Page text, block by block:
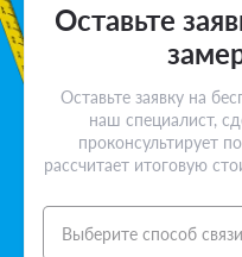
Оставьте
Оставьте заявку на
наш специалист,
проконсультирует
рассчитает итоговую
Выберите способ связи